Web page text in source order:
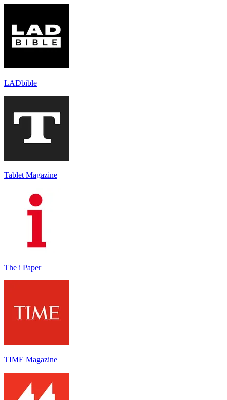
LADbible
Tablet Magazine
The i Paper
TIME Magazine